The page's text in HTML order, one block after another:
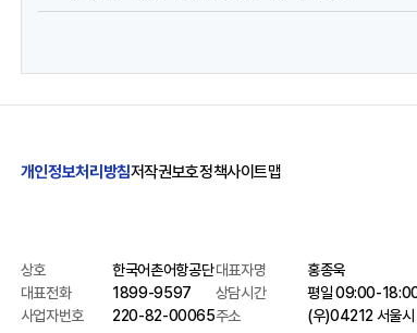
개인정보처리방침저작권보호정책사이트맵
상호
한국어촌어항공단
대표전화
1899-9597
사업자번호
220-82-00065
대표자명
홍종욱
상담시간
평일 09:00-
주소
(우)04212 서울시